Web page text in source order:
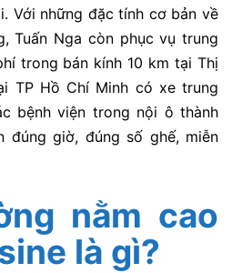
Với những đặc tính cơ bản về
Tuấn Nga còn phục vụ trung
trong bán kính 10 km tại Thị
TP Hồ Chí Minh có xe trung
bệnh viện trong nội ô thành
đúng giờ, đúng số ghế, miễn
nằm cao
là gì?